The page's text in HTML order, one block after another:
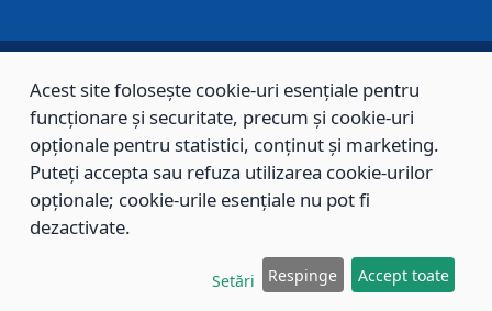
Copyright © 2002 - 2026 - PRIMĂRIA MUNICIPIULUI BRAȘOV, toate drepturile
rezervate.
Sitemap Contact
Acest site folosește cookie-uri esențiale pentru
funcționare și securitate, precum și cookie-uri
opționale pentru statistici, conținut și marketing.
Puteți accepta sau refuza utilizarea cookie-urilor
opționale; cookie-urile esențiale nu pot fi
dezactivate.
Setări Respinge Accept toate